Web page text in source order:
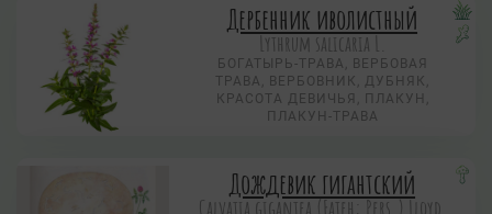
Дербенник иволистный
Lythrum salicaria L.
БОГАТЫРЬ-ТРАВА, ВЕРБОВАЯ
ТРАВА, ВЕРБОВНИК, ДУБНЯК,
КРАСОТА ДЕВИЧЬЯ, ПЛАКУН,
ПЛАКУН-ТРАВА
Дождевик гигантский
Calvatia gigantea (Fateh: Pers.) Lloyd,